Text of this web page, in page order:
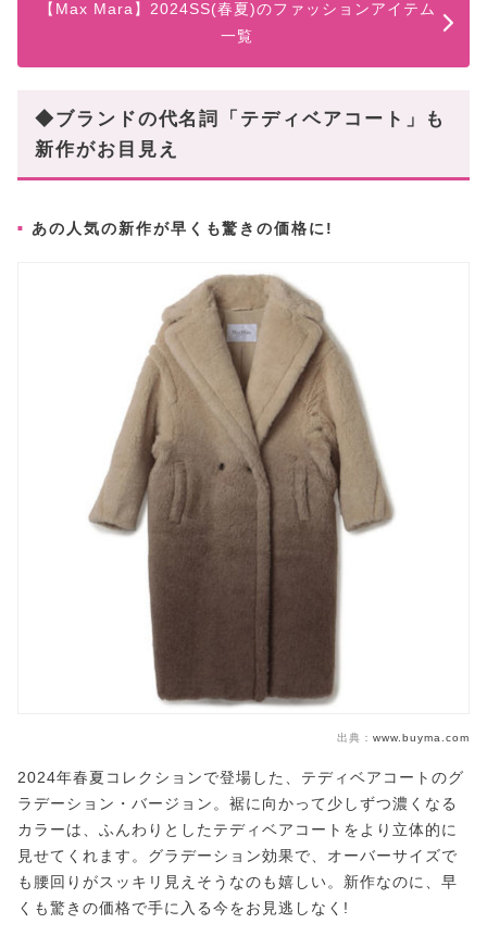
【Max Mara】2024SS(春夏)のファッションアイテム
一覧
◆ブランドの代名詞「テディベアコート」も
新作がお目見え
あの人気の新作が早くも驚きの価格に!
出典： www.buyma.com
2024年春夏コレクションで登場した、テディベアコートのグ
ラデーション・バージョン。裾に向かって少しずつ濃くなる
カラーは、ふんわりとしたテディベアコートをより立体的に
見せてくれます。グラデーション効果で、オーバーサイズで
も腰回りがスッキリ見えそうなのも嬉しい。新作なのに、早
くも驚きの価格で手に入る今をお見逃しなく!